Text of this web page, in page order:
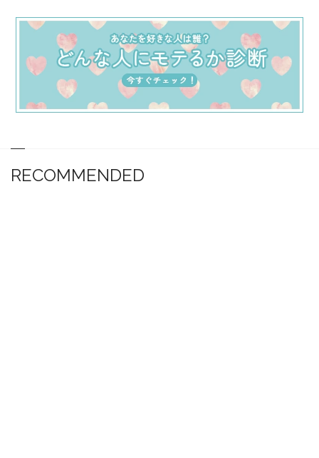
RECOMMENDED